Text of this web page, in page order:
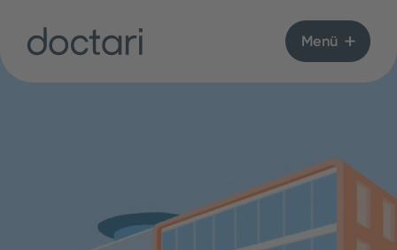
Menü